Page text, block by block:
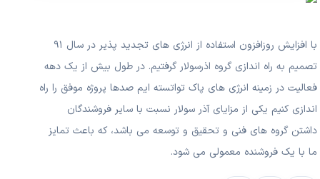
با افزایش روزافزون استفاده از انرژی های تجدید پذیر در سال ۹۱
تصمیم به راه اندازی گروه اذرسولار گرفتیم. در طول بیش از یک دهه
فعالیت در زمینه انرژی های پاک تواتسته ایم صدها پروژه موفق را راه
اندازی کنیم یکی از مزایای آذر سولار نسبت با سایر فروشندگان
داشتن گروه های فنی و تحقیق و توسعه می باشد، که باعث تمایز
ما با یک فروشنده معمولی می شود.